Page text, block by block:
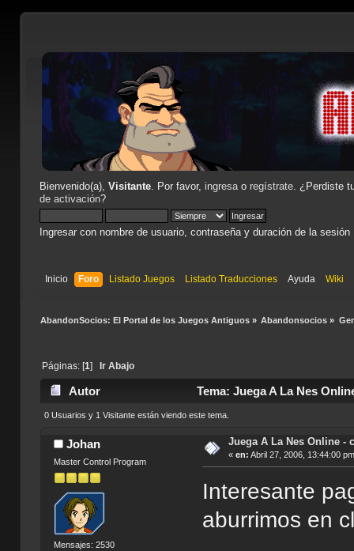
Bienvenido(a), Visitante. Por favor, ingresao regístrate. ¿Perdiste
de activación?
Ingresar con nombre de usuario, contraseña y duración de la sesión
Inicio Foro Listado Juegos Listado Traducciones Ayuda Wiki
AbandonSocios: El Portal de los Juegos Antiguos» Abandonsocios »
Páginas: [1] Ir Abajo
Autor Tema: Juega A La Nes
0 Usuarios y 1 Visitante están viendo este tema.
Johan
Master Control Program
Mensajes: 2530
Juega A La Nes Online -
« en: Abril 27, 2006, 13:44:00
Interesante
aburrimos en